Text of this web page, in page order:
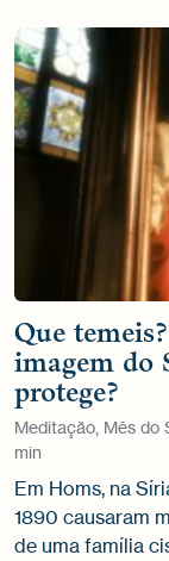
Que
imagem do
protege?
Meditação, Mês do
min
Em Homs, na
1890 causaram
de uma família